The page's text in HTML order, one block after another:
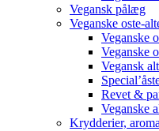
Vegansk pålæg
Veganske oste-
Veganske
Veganske
Vegansk
Revet &
Veganske
Krydderier,